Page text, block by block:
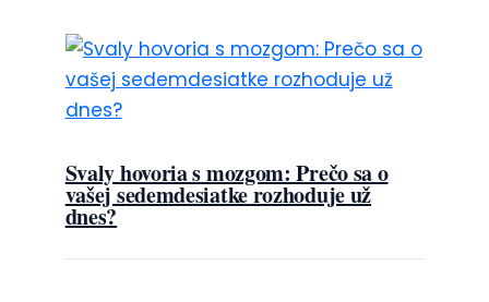
Svaly hovoria s mozgom: Prečo sa o
vašej sedemdesiatke rozhoduje už
dnes?